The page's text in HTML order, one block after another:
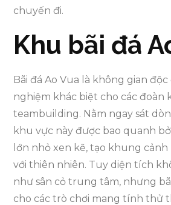
chuyến đi.
Khu bãi đá
Bãi đá Ao Vua là không gian
nghiệm khác biệt cho các đoàn
teambuilding. Nằm ngay sát
khu vực này được bao quanh
lớn nhỏ xen kẽ, tạo khung cảnh
với thiên nhiên. Tuy diện tích
như sân cỏ trung tâm, nhưng
cho các trò chơi mang tính thử